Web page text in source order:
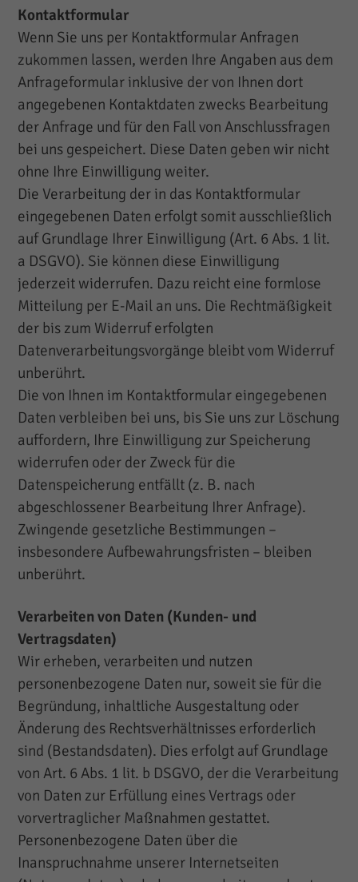
Kontaktformular
Wenn Sie uns per Kontaktformular Anfragen
zukommen lassen, werden Ihre Angaben aus dem
Anfrageformular inklusive der von Ihnen dort
angegebenen Kontaktdaten zwecks Bearbeitung
der Anfrage und für den Fall von Anschlussfragen
bei uns gespeichert. Diese Daten geben wir nicht
ohne Ihre Einwilligung weiter.
Die Verarbeitung der in das Kontaktformular
eingegebenen Daten erfolgt somit ausschließlich
auf Grundlage Ihrer Einwilligung (Art. 6 Abs. 1 lit.
a DSGVO). Sie können diese Einwilligung
jederzeit widerrufen. Dazu reicht eine formlose
Mitteilung per E-Mail an uns. Die Rechtmäßigkeit
der bis zum Widerruf erfolgten
Datenverarbeitungsvorgänge bleibt vom Widerruf
unberührt.
Die von Ihnen im Kontaktformular eingegebenen
Daten verbleiben bei uns, bis Sie uns zur Löschung
auffordern, Ihre Einwilligung zur Speicherung
widerrufen oder der Zweck für die
Datenspeicherung entfällt (z. B. nach
abgeschlossener Bearbeitung Ihrer Anfrage).
Zwingende gesetzliche Bestimmungen –
insbesondere Aufbewahrungsfristen – bleiben
unberührt.
Verarbeiten von Daten (Kunden- und
Vertragsdaten)
Wir erheben, verarbeiten und nutzen
personenbezogene Daten nur, soweit sie für die
Begründung, inhaltliche Ausgestaltung oder
Änderung des Rechtsverhältnisses erforderlich
sind (Bestandsdaten). Dies erfolgt auf Grundlage
von Art. 6 Abs. 1 lit. b DSGVO, der die Verarbeitung
von Daten zur Erfüllung eines Vertrags oder
vorvertraglicher Maßnahmen gestattet.
Personenbezogene Daten über die
Inanspruchnahme unserer Internetseiten